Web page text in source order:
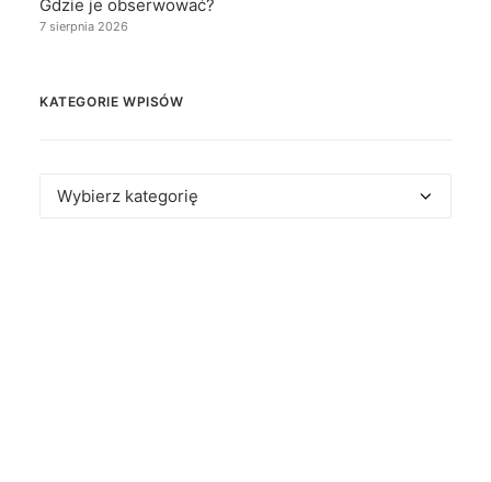
Gdzie je obserwować?
7 sierpnia 2026
KATEGORIE WPISÓW
Kategorie